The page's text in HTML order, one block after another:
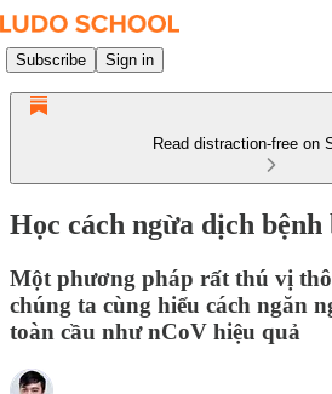
Subscribe Sign in
Read distraction-free on
Học cách ngừa dịch bệnh
Một phương pháp rất thú vị
chúng ta cùng hiểu cách ngăn
toàn cầu như nCoV hiệu quả